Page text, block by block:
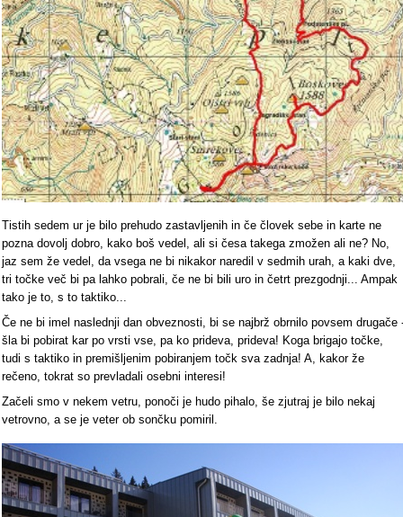
Tistih sedem ur je bilo prehudo zastavljenih in če človek sebe in karte ne
pozna dovolj dobro, kako boš vedel, ali si česa takega zmožen ali ne? No,
jaz sem že vedel, da vsega ne bi nikakor naredil v sedmih urah, a kaki dve,
tri točke več bi pa lahko pobrali, če ne bi bili uro in četrt prezgodnji... Ampak
tako je to, s to taktiko...
Če ne bi imel naslednji dan obveznosti, bi se najbrž obrnilo povsem drugače
šla bi pobirat kar po vrsti vse, pa ko prideva, prideva! Koga brigajo točke,
tudi s taktiko in premišljenim pobiranjem točk sva zadnja! A, kakor že
rečeno, tokrat so prevladali osebni interesi!
Začeli smo v nekem vetru, ponoči je hudo pihalo, še zjutraj je bilo nekaj
vetrovno, a se je veter ob sončku pomiril.